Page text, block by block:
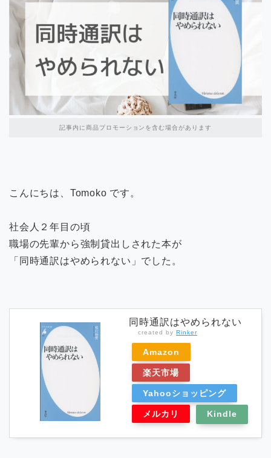
記事内に商品プロモーションを含む場合があります
こんにちは、Tomoko です。
社会人２年目の頃
職場の先輩から強制貸出しされた本が
「同時通訳はやめられない」でした。
同時通訳はやめられない
created by Rinker
Amazon
楽天市場
Yahooショッピング
メルカリ Kindle